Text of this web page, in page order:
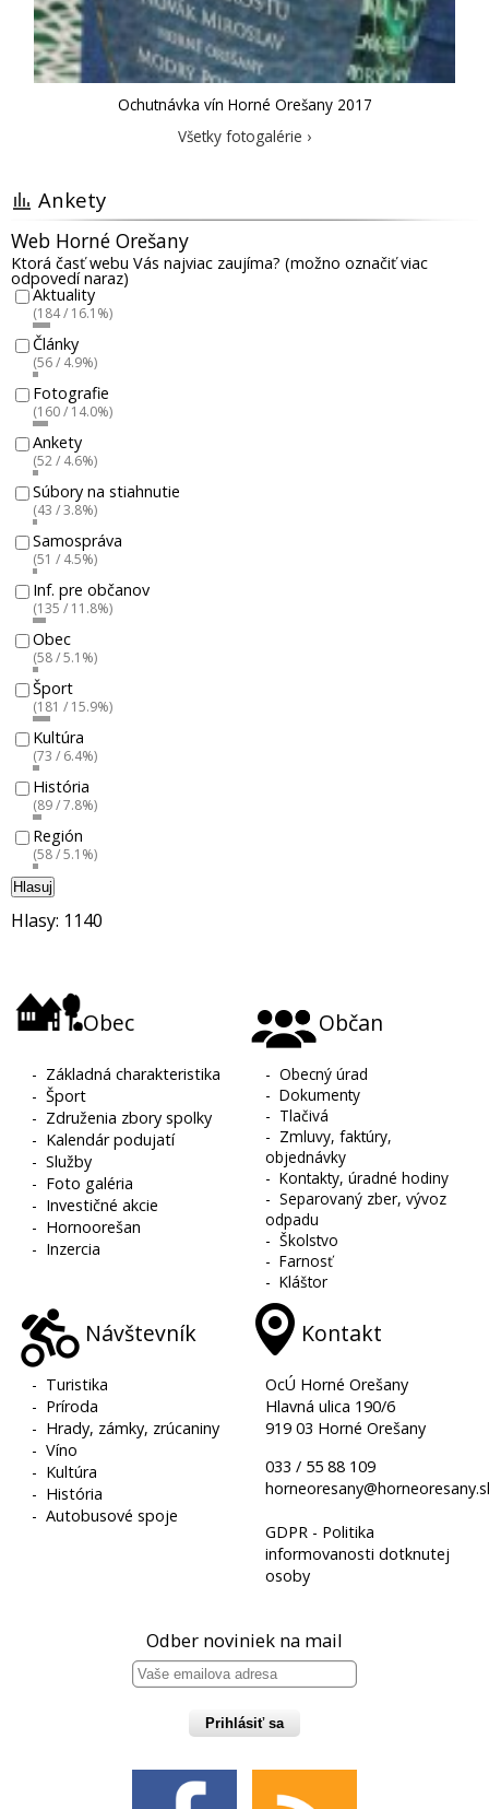
Ochutnávka vín Horné Orešany 2017
Všetky fotogalérie ›
Ankety
Web Horné Orešany
Ktorá časť webu Vás najviac zaujíma? (možno označiť viac
odpovedí naraz)
Aktuality
(184 / 16.1%)
Články
(56 / 4.9%)
Fotografie
(160 / 14.0%)
Ankety
(52 / 4.6%)
Súbory na stiahnutie
(43 / 3.8%)
Samospráva
(51 / 4.5%)
Inf. pre občanov
(135 / 11.8%)
Obec
(58 / 5.1%)
Šport
(181 / 15.9%)
Kultúra
(73 / 6.4%)
História
(89 / 7.8%)
Región
(58 / 5.1%)
Hlasuj
Hlasy: 1140
Obec
- Základná charakteristika
-Šport
- Združenia zbory spolky
- Kalendár podujatí
-Služby
- Foto galéria
- Investičné akcie
- Hornoorešan
- Inzercia
Občan
-Obecný úrad
-Dokumenty
- Tlačivá
- Zmluvy, faktúry,
objednávky
-Kontakty, úradné hodiny
-Separovaný zber, vývoz
odpadu
-Školstvo
-Farnosť
-Kláštor
Návštevník
- Turistika
- Príroda
- Hrady, zámky, zrúcaniny
-Víno
- Kultúra
- História
-Autobusové spoje
Kontakt
OcÚ Horné Orešany
Hlavná ulica 190/6
919 03 Horné Orešany
033 / 55 88 109
GDPR - Politika
informovanosti dotknutej
osoby
Odber noviniek na mail
Prihlásiť sa